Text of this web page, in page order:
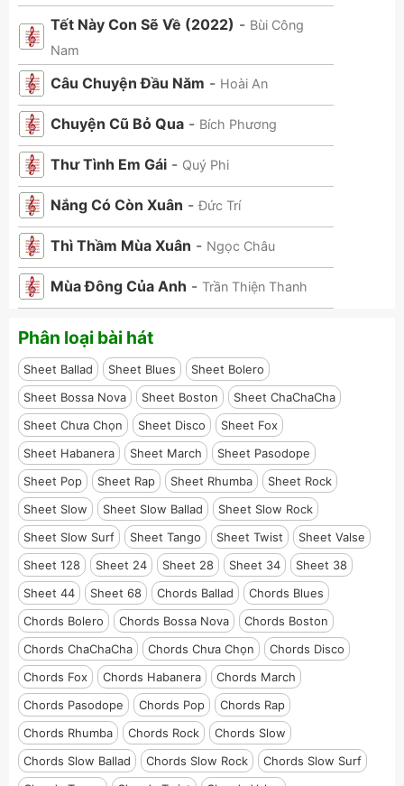
Tết Này Con Sẽ Về (2022) - Bùi Công
Nam
Câu Chuyện Đầu Năm - Hoài An
Chuyện Cũ Bỏ Qua - Bích Phương
Thư Tình Em Gái - Quý Phi
Nắng Có Còn Xuân -Đức Trí
Thì Thầm Mùa Xuân - Ngọc Châu
Mùa Đông Của Anh - Trần Thiện Thanh
Phân loại bài hát
Sheet Ballad Sheet Blues
Sheet Bolero
Sheet Bossa Nova
Sheet Boston
Sheet ChaChaCha
Sheet Chưa Chọn
Sheet Disco
Sheet Fox
Sheet Habanera
Sheet March
Sheet Pasodope
Sheet Pop
Sheet Rap Sheet Rhumba
Sheet Rock
Sheet Slow
Sheet Slow Ballad
Sheet Slow Rock
Sheet Slow Surf
Sheet Tango Sheet Twist
Sheet Valse
Sheet 128
Sheet 24 Sheet 28 Sheet 34
Sheet 38
Sheet 44
Sheet 68 Chords Ballad
Chords Blues
Chords Bolero
Chords Bossa Nova
Chords Boston
Chords ChaChaCha
Chords Chưa Chọn
Chords Disco
Chords Fox
Chords Habanera
Chords March
Chords Pasodope
Chords Pop
Chords Rap
Chords Rhumba
Chords Rock
Chords Slow
Chords Slow Ballad
Chords Slow Rock
Chords Slow Surf